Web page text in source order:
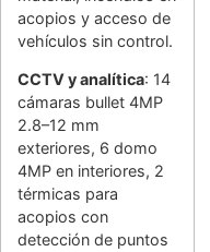
acopios y acceso de
vehículos sin control.
CCTV y analítica: 14
cámaras bullet 4MP
2.8–12 mm
exteriores, 6 domo
4MP en interiores, 2
térmicas para
acopios con
detección de puntos